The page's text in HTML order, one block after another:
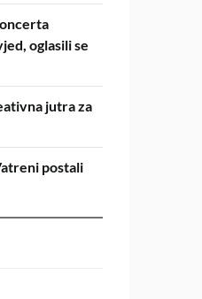
oglasili se
jutra za
postali